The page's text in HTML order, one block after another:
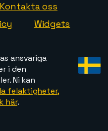
Kontakta oss
Widgets
ansvariga
i den
Ni kan
felaktigheter,
här.